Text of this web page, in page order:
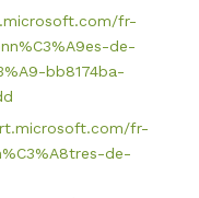
fr-
de-
bb8174ba-
fr-
de-